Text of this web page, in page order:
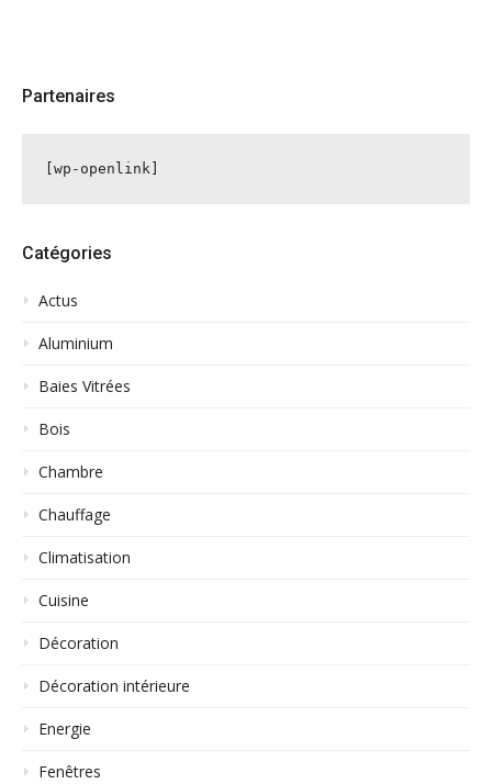
Partenaires
[wp-openlink]
Catégories
Actus
Aluminium
Baies Vitrées
Bois
Chambre
Chauffage
Climatisation
Cuisine
Décoration
Décoration intérieure
Energie
Fenêtres